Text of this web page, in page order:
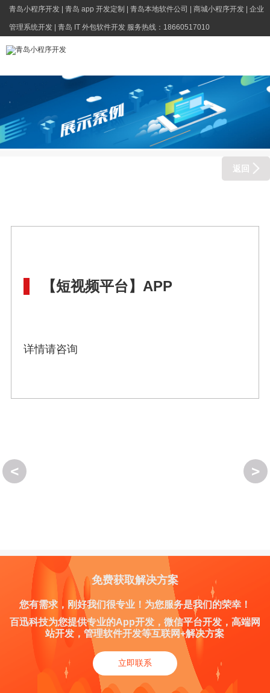
青岛小程序开发 | 青岛 app 开发定制 | 青岛本地软件公司 | 商城小程序开发 | 企业
管理系统开发 | 青岛 IT 外包软件开发 服务热线：18660517010
返回
【短视频平台】APP
详情请咨询
< >
免费获取解决方案
您有需求，刚好我们很专业！为您服务是我们的荣幸！
百迅科技为您提供专业的App开发，微信平台开发，高端网
站开发，管理软件开发等互联网+解决方案
立即联系